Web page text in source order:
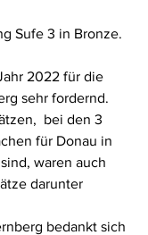
Sufe 3 in Bronze.
2022 für die
sehr fordernd.
bei den 3
für Donau in
waren auch
darunter
bedankt sich